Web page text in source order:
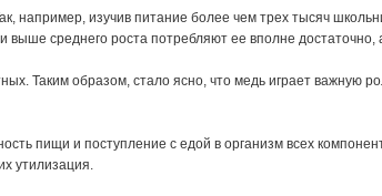
например, изучив питание более чем трех тысяч
среднего роста потребляют ее вполне
Таким образом, стало ясно, что медь играет важную
пищи и поступление с едой в организм всех
утилизация.